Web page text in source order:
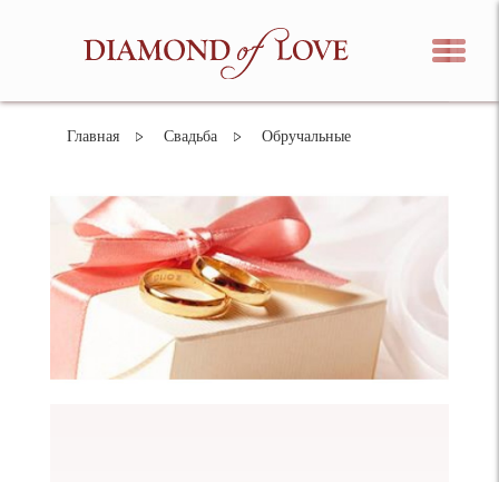
Главная Свадьба Обручальные